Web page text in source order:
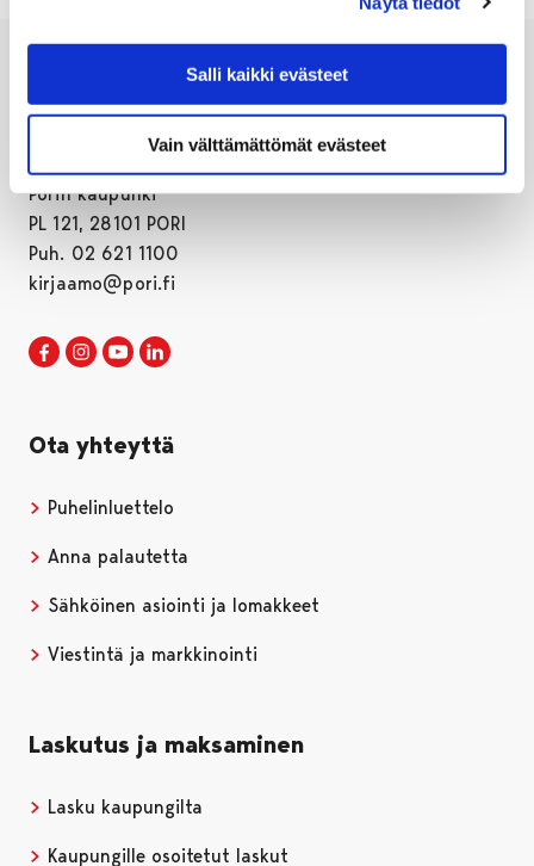
Salli kaikki evästeet
Vain välttämättömät evästeet
Porin kaupunki
PL 121, 28101 PORI
Puh. 02 621 1100
kirjaamo@pori.fi
Porin kaupunki Facebookissa
Avautuu uudessa välilehdessä
Porin kaupunki Instagramissa
Avautuu uudessa välilehdessä
Porin kaupunki Youtubessa
Avautuu uudessa välilehdessä
Ota yhteyttä
Puhelinluettelo
Anna palautetta
Sähköinen asiointi ja lomakkeet
Viestintä ja markkinointi
Laskutus ja maksaminen
Lasku kaupungilta
Kaupungille osoitetut laskut